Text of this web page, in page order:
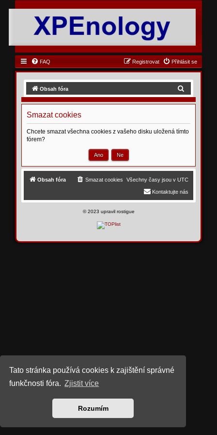
Tato stránka používá cookies k zajištění správné
funkčnosti fóra. Zjistit více
Rozumím
FAQ Přihlásit se
Registrovat
Obsah fóra
d
a
Smazat cookies
Chcete smazat všechna cookies z vašeho disku uložená tímto
fórem?
Obsah fóra Všechny časy jsou v UTC
Smazat cookies
Kontaktujte nás
©2023 upravil rostigue